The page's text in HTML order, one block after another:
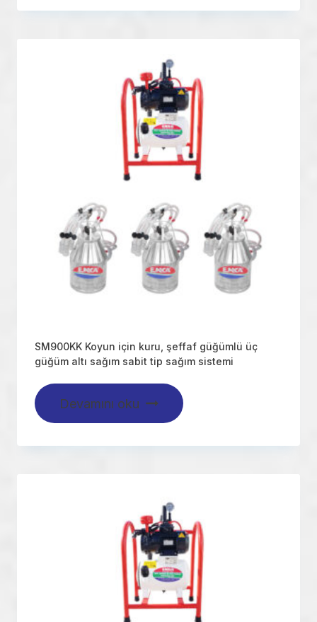
SM900KK Koyun için kuru, şeffaf güğümlü üç
güğüm altı sağım sabit tip sağım sistemi
Devamını oku